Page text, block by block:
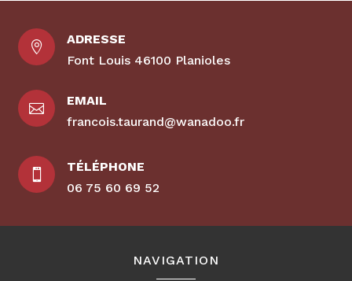

ADRESSE
Font Louis 46100 Planioles

EMAIL
francois.taurand@wanadoo.fr

TÉLÉPHONE
06 75 60 69 52
NAVIGATION